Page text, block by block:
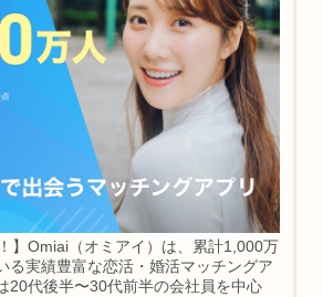
】Omiai（オミアイ）は、累計1,000万
る実績豊富な恋活・婚活マッチングア
20代後半〜30代前半の会社員を中心